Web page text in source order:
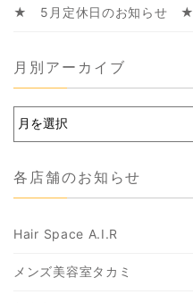
★ 5月定休日のお知らせ ★
月別アーカイブ
各店舗のお知らせ
Hair Space A.I.R
メンズ美容室タカミ